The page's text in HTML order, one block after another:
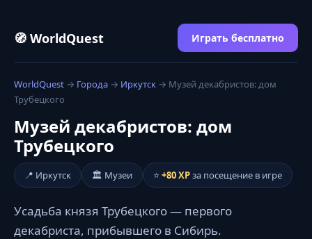
🧭 WorldQuest Играть бесплатно
WorldQuest → Города → Иркутск → Музей декабристов: дом
Трубецкого
Музей декабристов: дом
Трубецкого
📍 Иркутск 🏛️ Музеи ⭐ +80 XPза посещение в игре
Усадьба князя Трубецкого — первого
декабриста, прибывшего в Сибирь.